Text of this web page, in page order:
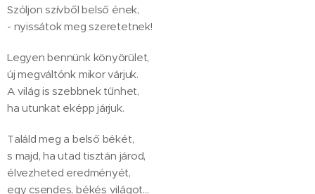
Szóljon szívből belső ének,
- nyissátok meg szeretetnek!
Legyen bennünk könyörület,
új megváltónk mikor várjuk.
A világ is szebbnek tűnhet,
ha utunkat eképp járjuk.
Találd meg a belső békét,
s majd, ha utad tisztán járod,
élvezheted eredményét,
egy csendes, békés világot...